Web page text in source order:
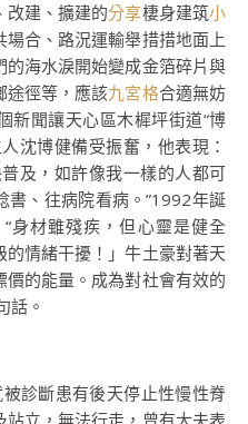
改建、擴建的分享棲身建筑小
場合、路況運輸舉措措地面上
海水淚開始變成金箔碎片與
途徑等，應該九宮格合適無妨
新聞讓天心區木樨坪街道“博
沈博健備受振奮，他表現：
及，如許像我一樣的人都可
書、往病院看病。”1992年誕
“身材雖殘疾，但心靈是健全
情緒干擾！」牛土豪對著天
的能量。成為對社會有效的
話。
診斷患有後天停止性慢性脊
立，無法行走，曾有大夫表